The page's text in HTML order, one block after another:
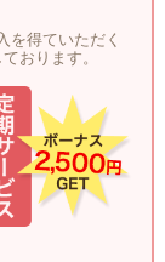
を得ていただく
おります。